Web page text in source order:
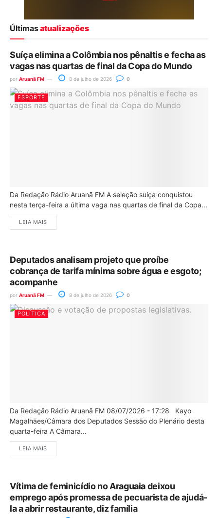
Últimasatualizações
Suíça elimina a Colômbia nos pênaltis e fecha as
vagas nas quartas de final da Copa do Mundo
por Aruanã FM 8 de julho de 2026 0
ESPORTE
Da Redação Rádio Aruanã FM A seleção suíça conquistou
nesta terça-feira a última vaga nas quartas de final da Copa...
LEIA MAIS
Deputados analisam projeto que proíbe
cobrança de tarifa mínima sobre água e esgoto;
acompanhe
por Aruanã FM 8 de julho de 2026 0
POLÍTICA
Da Redação Rádio Aruanã FM 08/07/2026 - 17:28 Kayo
Magalhães/Câmara dos Deputados Sessão do Plenário desta
quarta-feira A Câmara...
LEIA MAIS
Vítima de feminicídio no Araguaia deixou
emprego após promessa de pecuarista de ajudá-
la a abrir restaurante, diz família